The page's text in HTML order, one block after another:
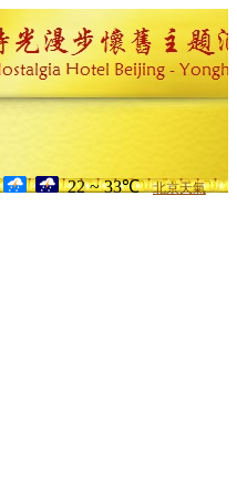
22 ~ 33℃ 北京天氣